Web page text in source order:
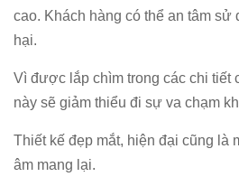
cao. Khách hàng có thể an tâm
hại.
Vì được lắp chìm trong các chi tiết
này sẽ giảm thiểu đi sự va chạm
Thiết kế đẹp mắt, hiện đại cũng là
âm mang lại.